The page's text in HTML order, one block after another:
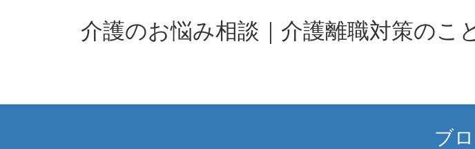
ス
ン
介護のお悩み相談｜介護離職対策の
ブ